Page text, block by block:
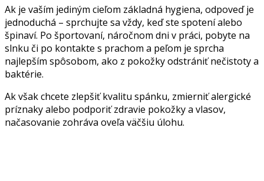
Ak je vaším jediným cieľom základná hygiena, odpoveď je
jednoduchá – sprchujte sa vždy, keď ste spotení alebo
špinaví. Po športovaní, náročnom dni v práci, pobyte na
slnku či po kontakte s prachom a peľom je sprcha
najlepším spôsobom, ako z pokožky odstrániť nečistoty a
baktérie.
Ak však chcete zlepšiť kvalitu spánku, zmierniť alergické
príznaky alebo podporiť zdravie pokožky a vlasov,
načasovanie zohráva oveľa väčšiu úlohu.